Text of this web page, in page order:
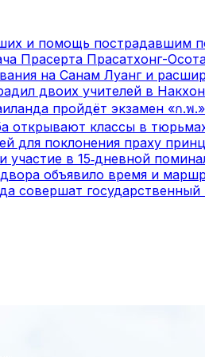
и помощь пострадавшим
Прасерта Прасатхонг-
на Санам Луанг и
двоих учителей в
пройдёт экзамен «ก.
открывают классы в
для поклонения праху
участие в 15‑дневной
объявило время и
совершат